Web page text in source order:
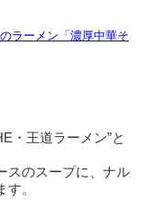
・王道ラーメン”と
スのスープに、ナル
。